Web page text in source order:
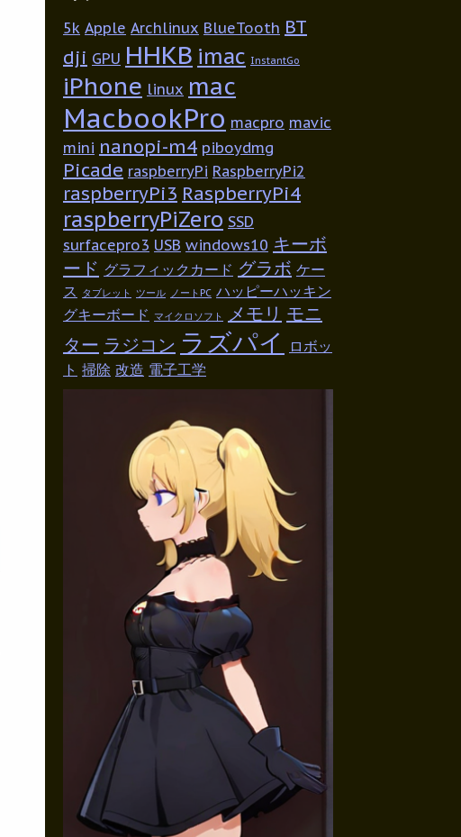
5k Apple Archlinux BlueTooth BT
dji GPU HHKB imac InstantGo
iPhone linux mac
MacbookPro macpro mavic
mini nanopi-m4 piboydmg
Picade raspberryPi RaspberryPi2
raspberryPi3 RaspberryPi4
raspberryPiZero SSD
surfacepro3 USB windows10 キーボ
ード グラフィックカード グラボ ケー
ス タブレット ツール ノートPC ハッピーハッキン
グキーボード マイクロソフト メモリ モニ
ター ラジコン ラズパイ
ロボッ
ト 掃除 改造 電子工学